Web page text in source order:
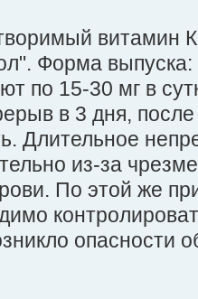
витамин
Форма выпуска:
по 15-30 мг в
в 3 дня,
Длительное
из-за
По этой же
опасности